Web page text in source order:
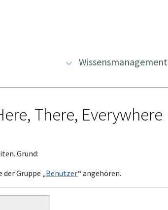
Wissensmanagement
There, Everywhere
Grund:
Gruppe „ Benutzer“ angehören.